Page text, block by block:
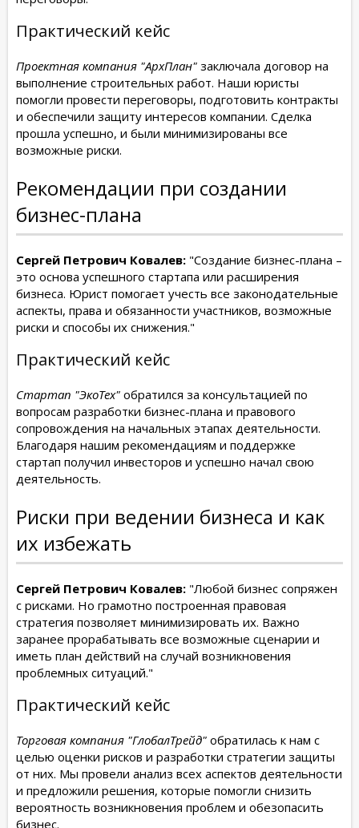
Практический кейс
Проектная компания "АрхПлан" заключала договор на
выполнение строительных работ. Наши юристы
помогли провести переговоры, подготовить контракты
и обеспечили защиту интересов компании. Сделка
прошла успешно, и были минимизированы все
возможные риски.
Рекомендации при создании
бизнес-плана
Сергей Петрович Ковалев: "Создание бизнес-плана –
это основа успешного стартапа или расширения
бизнеса. Юрист помогает учесть все законодательные
аспекты, права и обязанности участников, возможные
риски и способы их снижения."
Практический кейс
Стартап "ЭкоТех" обратился за консультацией по
вопросам разработки бизнес-плана и правового
сопровождения на начальных этапах деятельности.
Благодаря нашим рекомендациям и поддержке
стартап получил инвесторов и успешно начал свою
деятельность.
Риски при ведении бизнеса и как
их избежать
Сергей Петрович Ковалев: "Любой бизнес сопряжен
с рисками. Но грамотно построенная правовая
стратегия позволяет минимизировать их. Важно
заранее прорабатывать все возможные сценарии и
иметь план действий на случай возникновения
проблемных ситуаций."
Практический кейс
Торговая компания "ГлобалТрейд" обратилась к нам с
целью оценки рисков и разработки стратегии защиты
от них. Мы провели анализ всех аспектов деятельности
и предложили решения, которые помогли снизить
вероятность возникновения проблем и обезопасить
бизнес.